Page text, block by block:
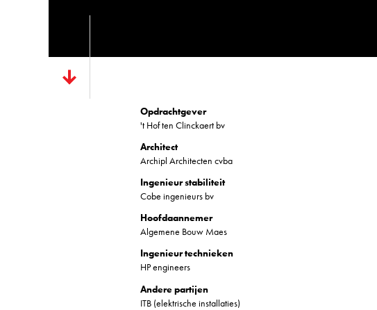
Opdrachtgever
't Hof ten Clinckaert bv
Architect
Archipl Architecten cvba
Ingenieur stabiliteit
Cobe ingenieurs bv
Hoofdaannemer
Algemene Bouw Maes
Ingenieur technieken
HP engineers
Andere partijen
ITB (elektrische installaties)